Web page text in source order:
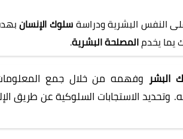
النفس البشرية ودراسةسلوك الإنسان
يما يخدمالمصلحة البشرية.
البشروفهمه من خلال جمع
وتحديد الاستجابات السلوكية عن طريق